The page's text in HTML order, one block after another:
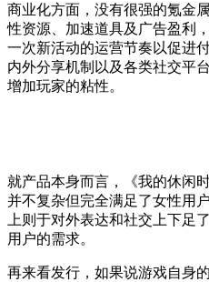
商业化方面，没有很强的氪金
性资源、加速道具及广告盈利
一次新活动的运营节奏以促进
内外分享机制以及各类社交平
增加玩家的粘性。
就产品本身而言，《我的休闲
并不复杂但完全满足了女性用
上则于对外表达和社交上下足
用户的需求。
再来看发行，如果说游戏自身